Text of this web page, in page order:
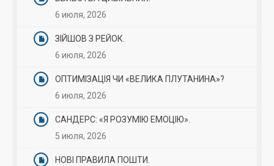
6 июля, 2026
ЗІЙШОВ З РЕЙОК.
6 июля, 2026
ОПТИМІЗАЦІЯ ЧИ «ВЕЛИКА ПЛУТАНИНА»?
6 июля, 2026
САНДЕРС: «Я РОЗУМІЮ ЕМОЦІЮ».
5 июля, 2026
НОВІ ПРАВИЛА ПОШТИ.